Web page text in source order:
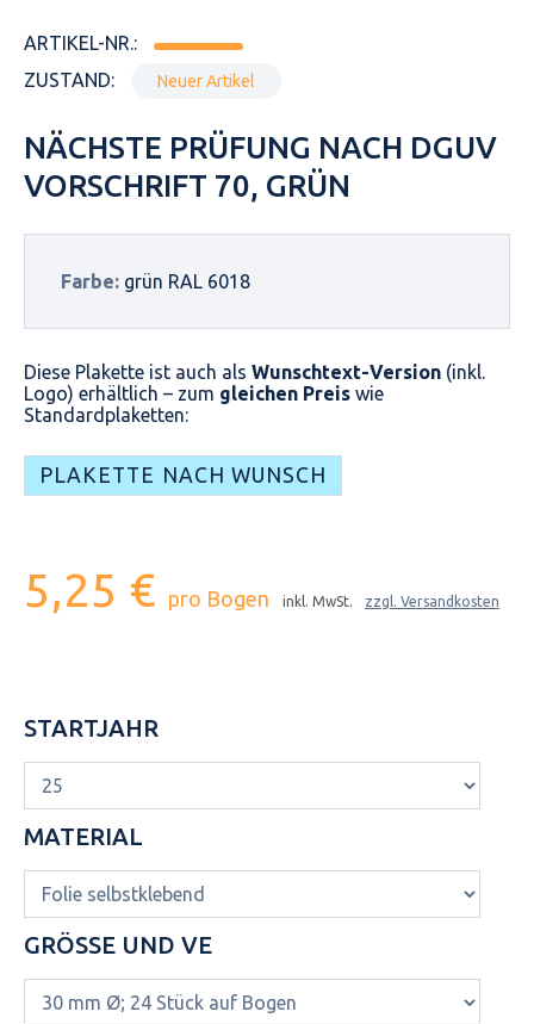
ARTIKEL-NR.:
ZUSTAND:
Neuer Artikel
NÄCHSTE PRÜFUNG NACH DGUV
VORSCHRIFT 70, GRÜN
Farbe: grün RAL 6018
Diese Plakette ist auch als Wunschtext-Version (inkl.
Logo) erhältlich – zum gleichen Preis wie
Standardplaketten:
PLAKETTE NACH WUNSCH
5,25 € pro Bogen inkl. MwSt. zzgl. Versandkosten
STARTJAHR
MATERIAL
GRÖSSE UND VE